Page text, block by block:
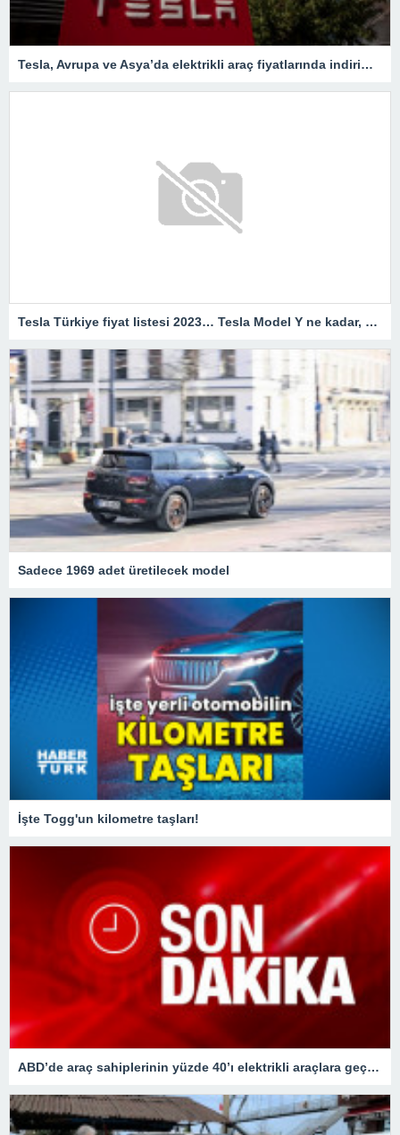
Tesla, Avrupa ve Asya’da elektrikli araç fiyatlarında indirimleri genişletiyor – Son Dakika Ekonomi Haberleri
Tesla Türkiye fiyat listesi 2023… Tesla Model Y ne kadar, kaç TL?
Sadece 1969 adet üretilecek model
İşte Togg'un kilometre taşları!
ABD’de araç sahiplerinin yüzde 40’ı elektrikli araçlara geçişi düşünüyor